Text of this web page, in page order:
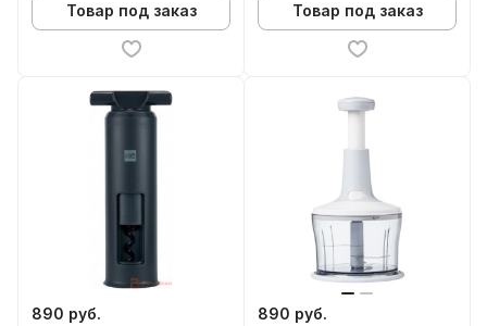
Товар под заказ Товар под заказ
890 руб. 890 руб.